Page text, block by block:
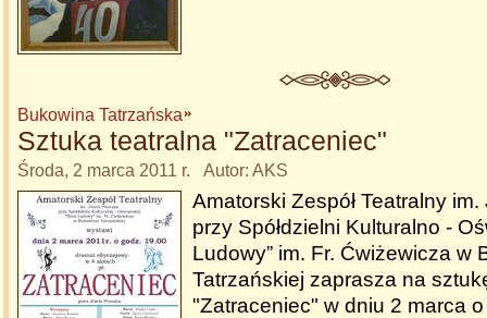
Bukowina Tatrzańska
Sztuka teatralna "Zatraceniec"
Środa, 2 marca 2011 r. Autor: AKS
Amatorski Zespół Teatralny
przy Spółdzielni Kulturalno -
Ludowy” im. Fr. Ćwiżewicza w
Tatrzańskiej zaprasza na
"Zatraceniec" w dniu 2 marca